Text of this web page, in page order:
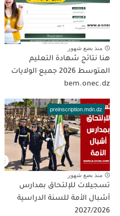
منذ بضع شهور
هنا نتائج شهادة التعليم
المتوسط 2026 جميع الولايات
bem.onec.dz
preinscription.mdn.dz
منذ بضع شهور
تسجيلات للإلتحاق بمدارس
أشبال الأمة للسنة الدراسية
2027/2026